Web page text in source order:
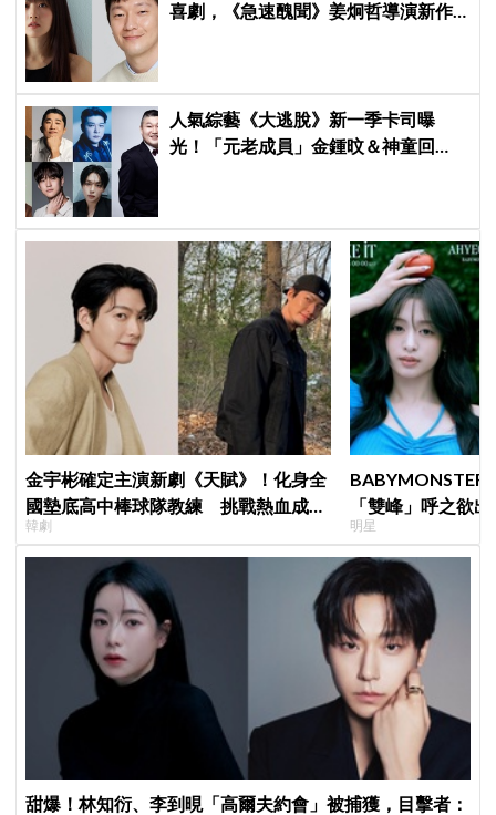
喜劇，《急速醜聞》姜炯哲導演新作
人氣綜藝《大逃脫》新一季卡司曝
光！「元老成員」金鍾旼＆神童回
金宇彬確定主演新劇《天賦》！化身全
國墊底高中棒球隊教練 挑戰熱血成長
劇
韓劇
BABYMONSTER
「雙峰」呼之欲
小動作！網：造
明星
甜爆！林知衍、李到晛「高爾夫約會」被捕獲，目擊者：